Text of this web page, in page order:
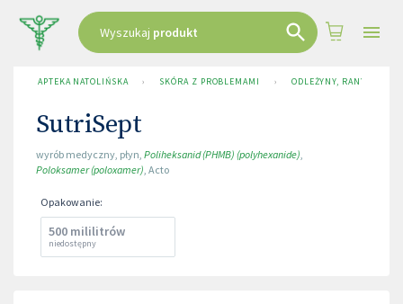
Wyszukaj produkt
APTEKA NATOLIŃSKA › SKÓRA Z PROBLEMAMI › ODLEŻYNY, RANY
SutriSept
wyrób medyczny, płyn, Poliheksanid (PHMB) (polyhexanide),
Poloksamer (poloxamer), Acto
Opakowanie:
500 mililitrów
niedostępny